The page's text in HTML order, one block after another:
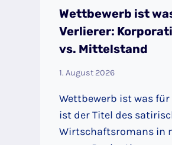
Wettbewerb ist
Verlierer:
vs. Mittelstand
1. August 2026
Wettbewerb ist was für
ist der Titel des
Wirtschaftsromans in